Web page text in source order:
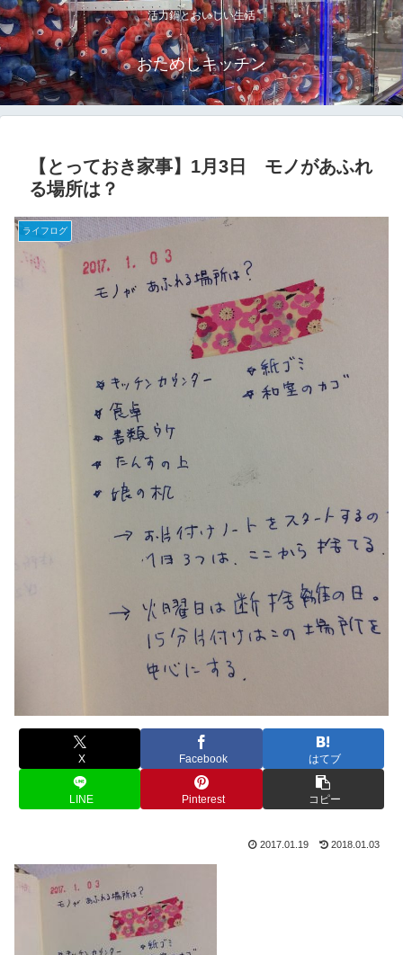
活力鍋とおいしい生活
おためしキッチン
【とっておき家事】1月3日 モノがあふれ
る場所は？
ライフログ
X Facebook はてブ
LINE Pinterest コピー
2017.01.19 2018.01.03